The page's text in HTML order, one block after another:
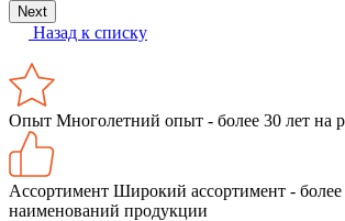
Next
Назад к списку
Опыт Многолетний опыт - более 30 лет на
Ассортимент Широкий ассортимент - более
наименований продукции